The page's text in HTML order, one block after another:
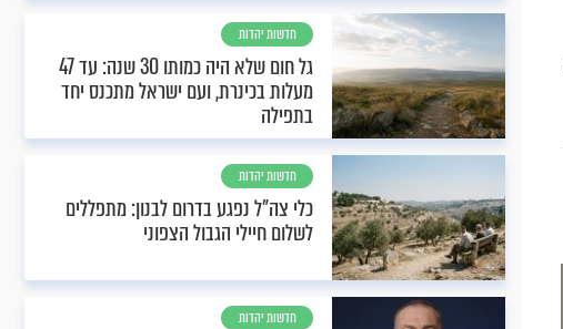
חדשות יהדות
גל חום שלא היה כמותו 30 שנה: עד 47
מעלות בכינרת, ועם ישראל מתכנס יחד
בתפילה
חדשות יהדות
כלי צה"ל נפגע בדרום לבנון: מתפללים
לשלום חיילי הגבול הצפוני
חדשות יהדות